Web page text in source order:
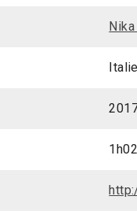
Nika
Italie
1h02